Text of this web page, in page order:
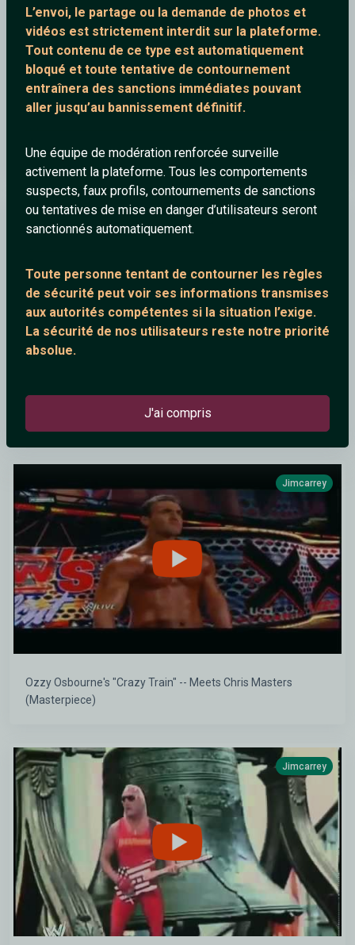
L’envoi, le partage ou la demande de photos et
vidéos est strictement interdit sur la plateforme.
Tout contenu de ce type est automatiquement
bloqué et toute tentative de contournement
entraînera des sanctions immédiates pouvant
aller jusqu’au bannissement définitif.
Une équipe de modération renforcée surveille
activement la plateforme. Tous les comportements
suspects, faux profils, contournements de sanctions
ou tentatives de mise en danger d’utilisateurs seront
sanctionnés automatiquement.
Toute personne tentant de contourner les règles
de sécurité peut voir ses informations transmises
aux autorités compétentes si la situation l’exige.
La sécurité de nos utilisateurs reste notre priorité
absolue.
J'ai compris
The Prodigy - Firestarter (Official Video)
Jimcarrey
Jimcarrey
Ozzy Osbourne's "Crazy Train" -- Meets Chris Masters
(Masterpiece)
Jimcarrey